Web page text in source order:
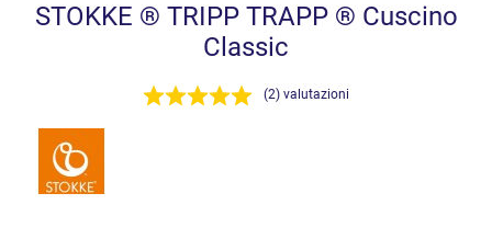
STOKKE ® TRIPP TRAPP ® Cuscino
Classic
(2) valutazioni